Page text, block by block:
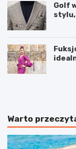
Golf
P
n
g
e
n
Z
a
i
p
i
Warto